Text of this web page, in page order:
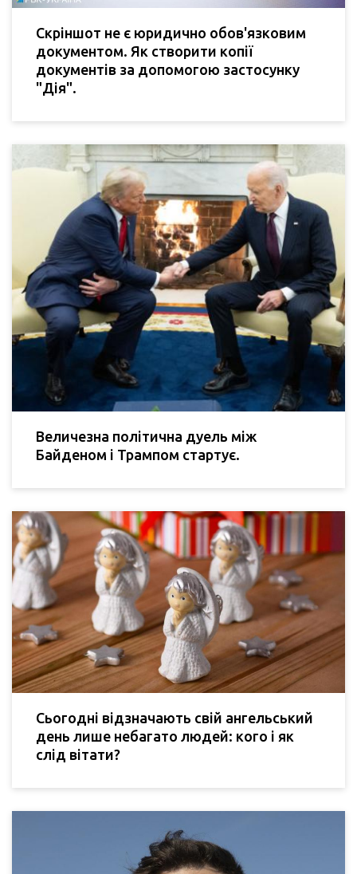
Скріншот не є юридично обов'язковим
документом. Як створити копії
документів за допомогою застосунку
"Дія".
Величезна політична дуель між
Байденом і Трампом стартує.
Сьогодні відзначають свій ангельський
день лише небагато людей: кого і як
слід вітати?